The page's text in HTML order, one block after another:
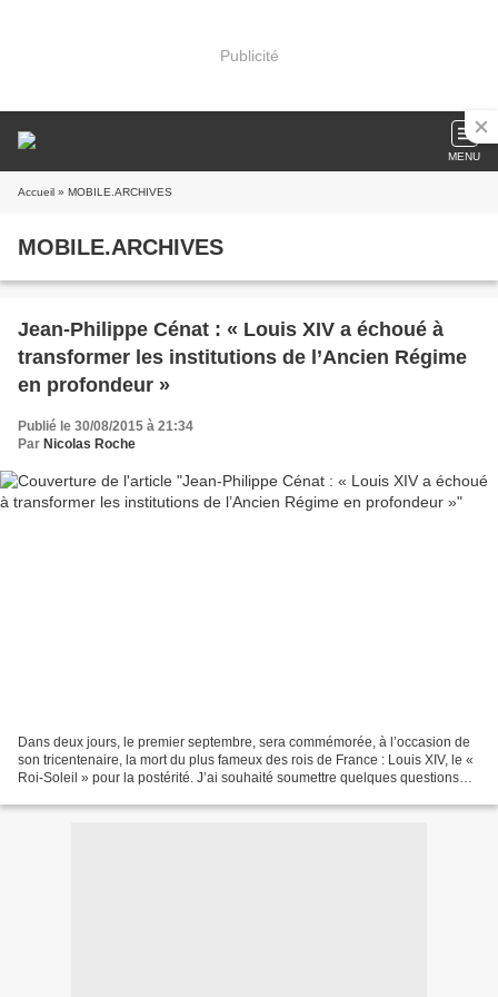
Publicité
MENU
Accueil » MOBILE.ARCHIVES
MOBILE.ARCHIVES
Jean-Philippe Cénat : « Louis XIV a échoué à
transformer les institutions de l’Ancien Régime
en profondeur »
Publié le 30/08/2015 à 21:34
Par Nicolas Roche
Dans deux jours, le premier septembre, sera commémorée, à l’occasion de
son tricentenaire, la mort du plus fameux des rois de France : Louis XIV, le «
Roi-Soleil » pour la postérité. J’ai souhaité soumettre quelques questions